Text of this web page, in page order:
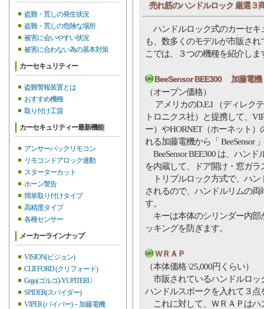
盗難・荒しの発生状況
盗難・荒しの危険な場所
被害に会いやすい状況
被害に合わない為の基本対策
カーセキュリティー
盗難警報装置とは
おすすめ機種
取り付け工賃
カーセキュリティー最新機能
アンサーバックリモコン
リモコンドアロック連動
スターターカット
ホーン警告
簡単取り付けタイプ
高精度タイプ
各種センサー
メーカーラインナップ
VISION(ビジョン)
CLIFFORD (クリフォード)
Grgo(ゴルゴ)-YUPITERU
SPIDER(スパイダー)
VIPER (バイパー)－加藤電機
売れ筋のハンドルロック 厳選３
ハンドルロック式のカーセキ
も、数多くのモデルが市販され
こでは、３つの機種を紹介しま
BeeSensor BEE300 加藤電機
（オープン価格）
アメリカのD.E.I （ディレク
トロニクス社）と提携して、
ー）やHORNET（ホーネット）
れる加藤電機から「 BeeSensor
BeeSensor BEE300 は、ハン
を内蔵して、ドア開け・窓ガ
トリプルロック方式で、ハン
されるので、ハンドルリムの
す。
キーは本体のシリンダー内部
ッキングを防ぎます。
ＷＲＡＰ
（本体価格 \25,000円くらい）
市販されているハンドルロッ
ハンドルスポークを入れて３
これに対して、ＷＲＡＰはハ